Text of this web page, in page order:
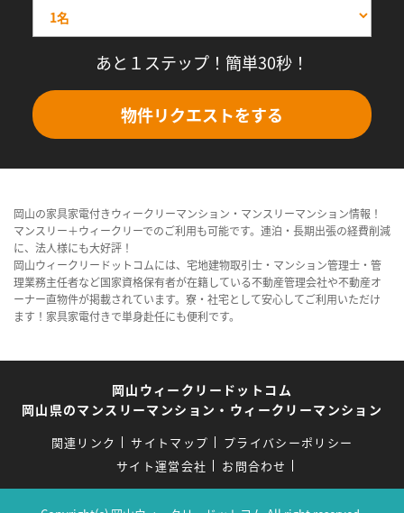
あと１ステップ！簡単30秒！
物件リクエストをする
岡山の家具家電付きウィークリーマンション・マンスリーマンション情報！
マンスリー＋ウィークリーでのご利用も可能です。連泊・長期出張の経費削減
に、法人様にも大好評！
岡山ウィークリードットコムには、宅地建物取引士・マンション管理士・管
理業務主任者など国家資格保有者が在籍している不動産管理会社や不動産オ
ーナー直物件が掲載されています。寮・社宅として安心してご利用いただけ
ます！家具家電付きで単身赴任にも便利です。
岡山ウィークリードットコム
岡山県のマンスリーマンション・ウィークリーマンション
関連リンク サイトマップ
プライバシーポリシー
サイト運営会社
お問合わせ